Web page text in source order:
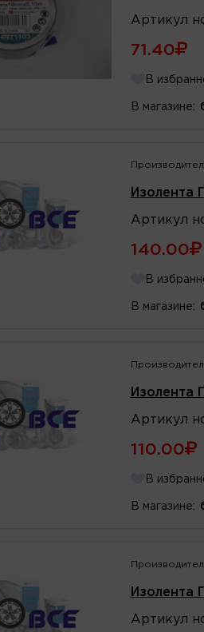
Артикул
71.40
В
В магазине:
Изолента
Артикул
140.00
В
В магазине:
Изолента
Артикул
110.00
В
В магазине:
Изолента
Артикул